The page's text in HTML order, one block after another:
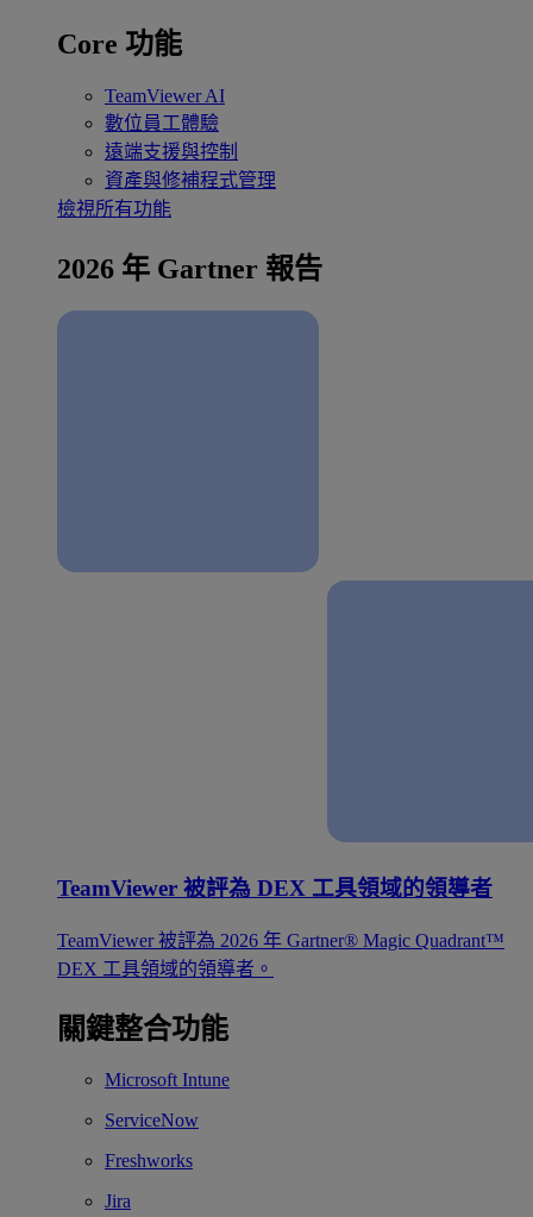
Core 功能
TeamViewer AI
數位員工體驗
遠端支援與控制
資產與修補程式管理
檢視所有功能
2026 年 Gartner 報告
TeamViewer 被評為 DEX 工具領域的領導者
TeamViewer 被評為 2026 年 Gartner® Magic Quadrant™
DEX 工具領域的領導者。
關鍵整合功能
Microsoft Intune
ServiceNow
Freshworks
Jira